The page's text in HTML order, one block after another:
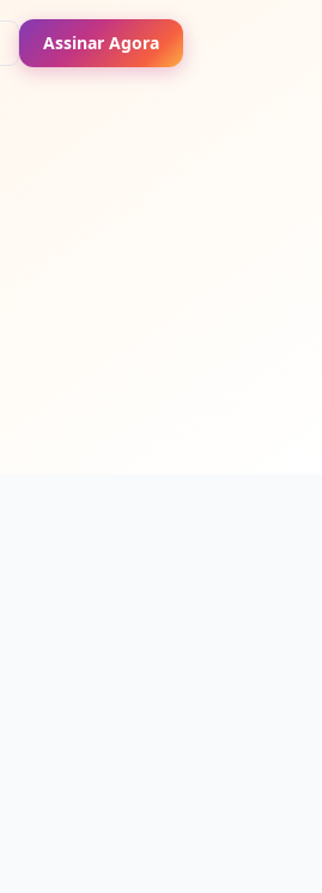
Assinar Agora